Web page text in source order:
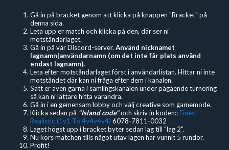
Gå in på bracket genom att klicka på knappen "Bracket" på
denna sida.
Leta upp er match och klicka på den, där ser ni
motståndarlaget.
Gå in på vår Discord-server. Använd nicknamet
lagnamn|användarnamn (om det inte får plats använd
endast lagnamn).
Leta efter motståndarlaget först i användarlistan. Hittar ni inte
motståndet där kan ni fråga efter dem i kanalen.
Sätt er även gärna i samlingskanalen under pågående turnering
så kan ni lättare hitta varandra.
Gå in i en gemensam lobby och välj creative som gamemode.
Klicka sedan på "Island code"och skriv in koden::Finest
Realistic (1v1 To 4v4v4v4) 6078-7811-0032
Laget högst upp i bracket byter sedan lag till "lag 2".
Nu körs matchen tills något utav lagen har vunnit 5 rundor.
Profit!